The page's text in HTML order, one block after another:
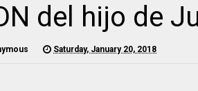
del hijo de
Saturday, January 20, 2018